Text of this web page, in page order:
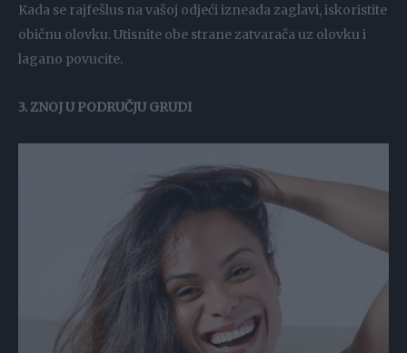
Kada se rajfešlus na vašoj odjeći izneada zaglavi, iskoristite
običnu olovku. Utisnite obe strane zatvarača uz olovku i
lagano povucite.
3. ZNOJ U PODRUČJU GRUDI